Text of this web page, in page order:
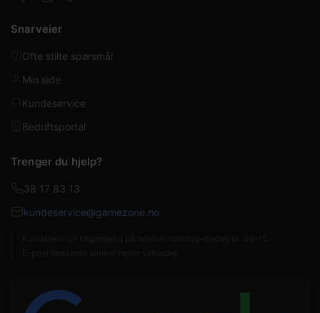
Snarveier
Ofte stilte spørsmål
Min side
Kundeservice
Bedriftsportal
Trenger du hjelp?
38 17 83 13
kundeservice@gamezone.no